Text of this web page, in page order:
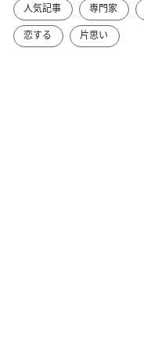
人気記事 専門家
恋する
片思い